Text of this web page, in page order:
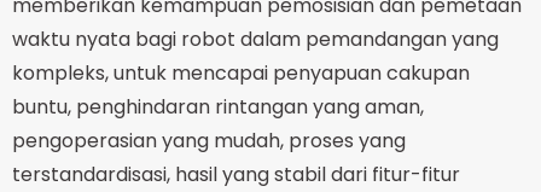
waktu nyata bagi robot dalam pemandangan yang
kompleks, untuk mencapai penyapuan cakupan
buntu, penghindaran rintangan yang aman,
pengoperasian yang mudah, proses yang
terstandardisasi, hasil yang stabil dari fitur-fitur